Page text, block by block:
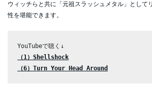
ウィッチらと共に「元祖スラッシュメタル」として
性を堪能できます。
（1）Shellshock
（6）Turn Your Head Around